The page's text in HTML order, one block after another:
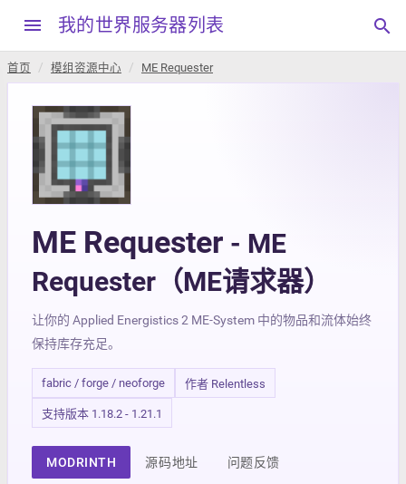
menu 我的世界服务器列表 search
首页 模组资源中心 ME Requester
ME Requester - ME
Requester（ME请求器）
让你的 Applied Energistics 2 ME-System 中的物品和流体始终
保持库存充足。
fabric / forge / neoforge 作者 Relentless
支持版本 1.18.2 - 1.21.1
MODRINTH 源码地址 问题反馈